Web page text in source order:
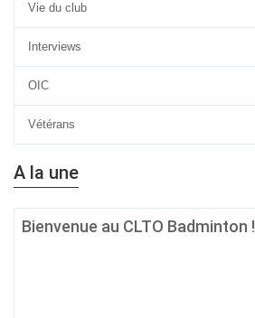
Vie du club
Interviews
OIC
Vétérans
A la une
Bienvenue au CLTO Badminton !